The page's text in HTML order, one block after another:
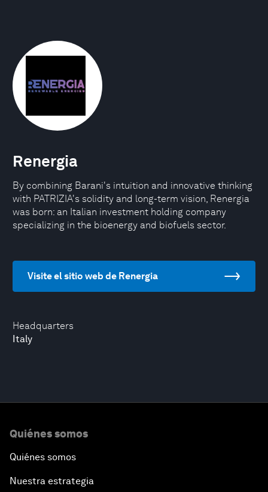
Headquarters
Italy
Renergia
By combining Barani's intuition and innovative thinking
with PATRIZIA's solidity and long-term vision, Renergia
was born: an Italian investment holding company
specializing in the bioenergy and biofuels sector.
Visite el sitio web de Renergia
Quiénes somos
Quiénes somos
Nuestra estrategia